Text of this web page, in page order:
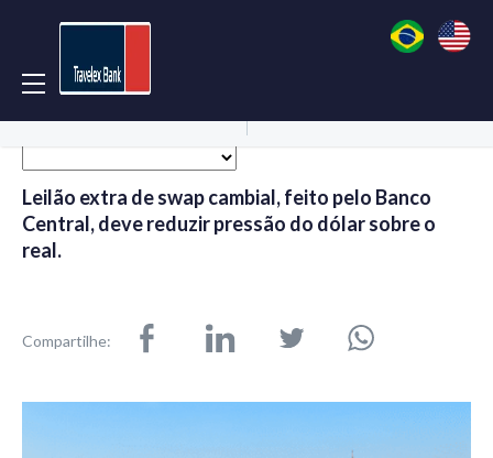
Leilão extra de swap cambial, feito pelo Banco
Central, deve reduzir pressão do dólar sobre o
real.
Compartilhe: